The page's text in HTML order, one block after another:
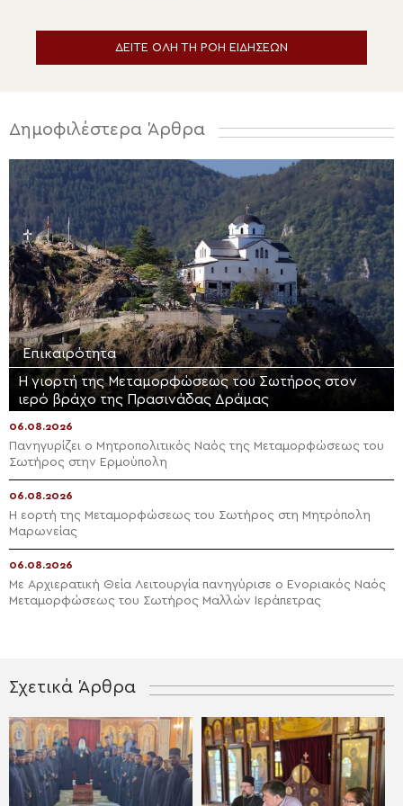
ΔΕΙΤΕ ΟΛΗ ΤΗ ΡΟΗ ΕΙΔΗΣΕΩΝ
Δημοφιλέστερα Άρθρα
Επικαιρότητα
Η γιορτή της Μεταμορφώσεως του Σωτήρος στον
ιερό βράχο της Πρασινάδας Δράμας
06.08.2026
Πανηγυρίζει ο Μητροπολιτικός Ναός της Μεταμορφώσεως του
Σωτήρος στην Ερμούπολη
06.08.2026
Η εορτή της Μεταμορφώσεως του Σωτήρος στη Μητρόπολη
Μαρωνείας
06.08.2026
Με Αρχιερατική Θεία Λειτουργία πανηγύρισε ο Ενοριακός Ναός
Μεταμορφώσεως του Σωτήρος Μαλλών Ιεράπετρας
Σχετικά Άρθρα